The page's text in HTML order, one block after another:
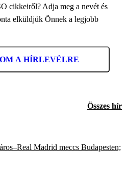
cikkeiről? Adja meg a nevét és
elküldjük Önnek a legjobb
A HÍRLEVÉLRE
Összes hír
Madrid meccs Budapesten;